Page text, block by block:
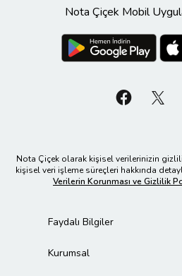
Nota Çiçek Mobil
Nota Çiçek olarak kişisel verilerinizin
kişisel veri işleme süreçleri hakkında
Verilerin Korunması ve Gizlilik
Faydalı Bilgiler
Kurumsal